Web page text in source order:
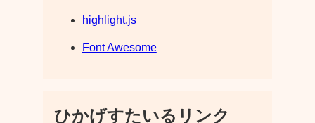
highlight.js
Font Awesome
ひかげすたいるリンク